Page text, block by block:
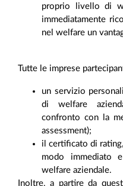
proprio livello di
immediatamente
nel welfare un
Tutte le imprese
un servizio
di welfare
confronto con la
assessment);
il certificato di
modo immediato
welfare aziendale.
Inoltre, a partire da